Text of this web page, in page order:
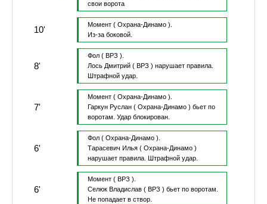
свои ворота
10' Момент ( Охрана-Динамо ).
Из-за боковой.
8'
Фол ( ВРЗ ).
Лось Дмитрий( ВРЗ ) нарушает правила.
Штрафной удар.
7'
Момент ( Охрана-Динамо ).
Гаркун Руслан( Охрана-Динамо ) бьет по
воротам. Удар блокирован.
6'
Фол ( Охрана-Динамо ).
Тарасевич Илья( Охрана-Динамо )
нарушает правила.
Штрафной удар.
6'
Момент ( ВРЗ ).
Селюк Владислав( ВРЗ ) бьет по воротам.
Не попадает в створ.